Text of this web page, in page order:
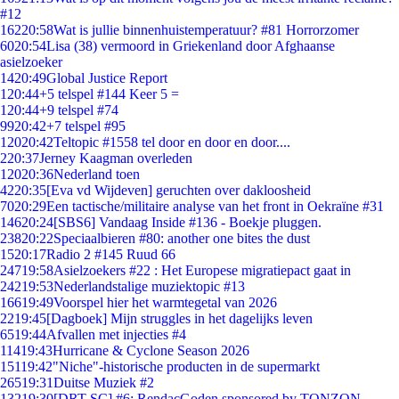
#12
16220:58Wat is jullie binnenhuistemperatuur? #81 Horrorzomer
6020:54Lisa (38) vermoord in Griekenland door Afghaanse
asielzoeker
1420:49Global Justice Report
1 20:44+5 telspel #144 Keer 5 =
1 20:44+9 telspel #74
9920:42+7 telspel #95
12020:42Teltopic #1558 tel door en door en door....
220:37Jerney Kaagman overleden
12020:36Nederland toen
4220:35[Eva vd Wijdeven] geruchten over dakloosheid
7020:29Een tactische/militaire analyse van het front in Oekraïne #31
14620:24[SBS6] Vandaag Inside #136 - Boekje pluggen.
23820:22Speciaalbieren #80: another one bites the dust
1520:17Radio 2 #145 Ruud 66
24719:58Asielzoekers #22 : Het Europese migratiepact gaat in
24219:53Nederlandstalige muziektopic #13
16619:49Voorspel hier het warmtegetal van 2026
2219:45[Dagboek] Mijn struggles in het dagelijks leven
6519:44Afvallen met injecties #4
11419:43Hurricane & Cyclone Season 2026
15119:42"Niche"-historische producten in de supermarkt
26519:31Duitse Muziek #2